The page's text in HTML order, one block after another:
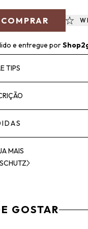
COMPRAR
e entregue por
TIPS
MAIS
SCHUTZ
GOSTAR